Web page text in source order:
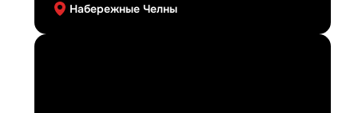
Набережные Челны